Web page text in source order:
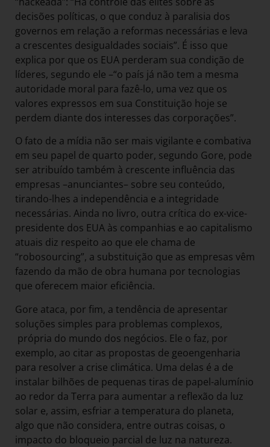
decisões políticas, o que conduz à paralisia dos
governos em relação a reformas necessárias e leva
a crescentes desigualdades sociais”. É isso que
explica por que os EUA perderam sua condição de
líderes, segundo ele –“o país já não tem a mesma
autoridade moral para fazê-lo, uma vez que os
valores expressos em sua Constituição hoje se
perdem diante dos interesses das corporações”.
O fato de a mídia não ser mais vigilante e combativa
em seu papel de quarto poder, segundo Gore, pode
ser atribuído também à crescente influência das
empresas –anunciantes– sobre seu conteúdo,
tirando-lhes a independência e a integridade
necessárias. Ainda no livro, outra crítica do ex-vice-
presidente dos EUA às companhias e ao capitalismo
atuais diz respeito ao que ele chama de
“robosourcing”, a substituição que as empresas vêm
fazendo da mão de obra humana por tecnologias
que oferecem maior eficiência.
Gore ataca, por fim, a tendência de apresentar
soluções simples para problemas complexos,
própria do mundo dos negócios. Ele o faz, por
exemplo, ao citar as propostas de geoengenharia
para resolver a crise climática. Uma delas é a de
instalar bilhões de pequenas tiras de papel-alumínio
ao redor da Terra para aumentar a reflexão da luz
solar e, assim, esfriar a temperatura do planeta,
algo que não considera, entre outras coisas, o
impacto do bloqueio parcial de luz na natureza.